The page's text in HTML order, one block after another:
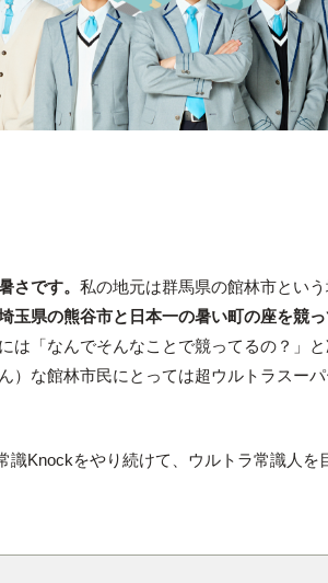
さです。私の地元は群馬県の館林市とい
玉県の熊谷市と日本一の暑い町の座を競
は「なんでそんなことで競ってるの？」と
）な館林市民にとっては超ウルトラスー
識Knockをやり続けて、ウルトラ常識人を